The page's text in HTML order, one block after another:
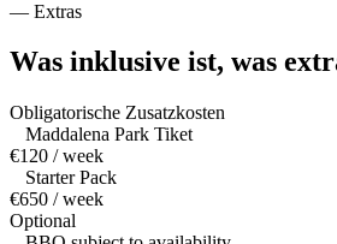
— Extras
Was inklusive ist, was
Obligatorische Zusatzkosten
Maddalena Park Tiket
€120 / week
Starter Pack
€650 / week
Optional